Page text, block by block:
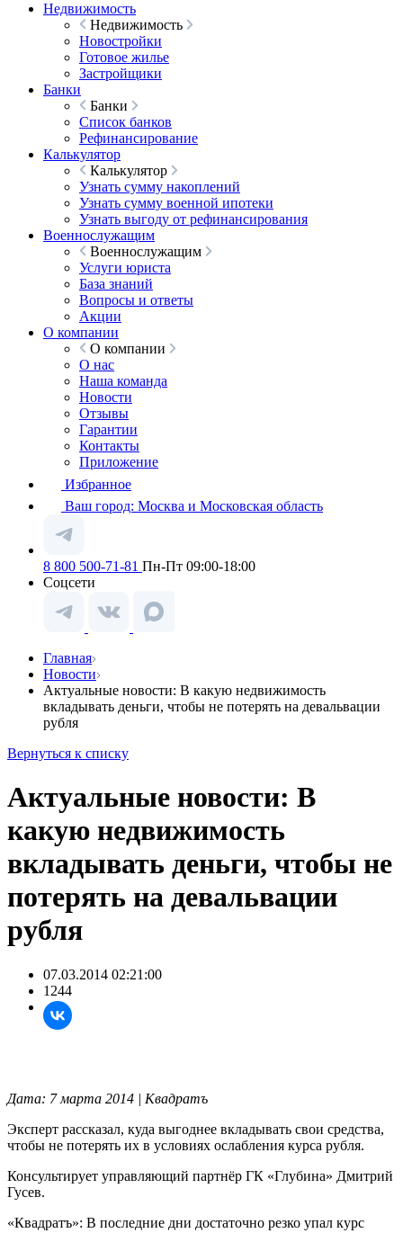
Недвижимость
Недвижимость
Новостройки
Готовое жилье
Застройщики
Банки
Банки
Список банков
Рефинансирование
Калькулятор
Калькулятор
Узнать сумму накоплений
Узнать сумму военной ипотеки
Узнать выгоду от рефинансирования
Военнослужащим
Военнослужащим
Услуги юриста
База знаний
Вопросы и ответы
Акции
О компании
О компании
О нас
Наша команда
Новости
Отзывы
Гарантии
Контакты
Приложение
Избранное
Ваш город: Москва и Московская область
8 800 500-71-81 Пн-Пт 09:00-18:00
Соцсети
Главная
Новости
Актуальные новости: В какую недвижимость
вкладывать деньги, чтобы не потерять на девальвации
рубля
Вернуться к списку
Актуальные новости: В
какую недвижимость
вкладывать деньги, чтобы не
потерять на девальвации
рубля
07.03.2014 02:21:00
1244
Дата: 7 марта 2014 | Квадратъ
Эксперт рассказал, куда выгоднее вкладывать свои средства,
чтобы не потерять их в условиях ослабления курса рубля.
Консультирует управляющий партнёр ГК «Глубина» Дмитрий
Гусев.
«Квадратъ»: В последние дни достаточно резко упал курс